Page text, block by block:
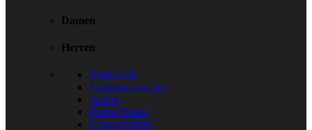
Damen
Herren
Bademode
Funktionswäsche
Jacken
Kurze Hosen
Langarmshirts